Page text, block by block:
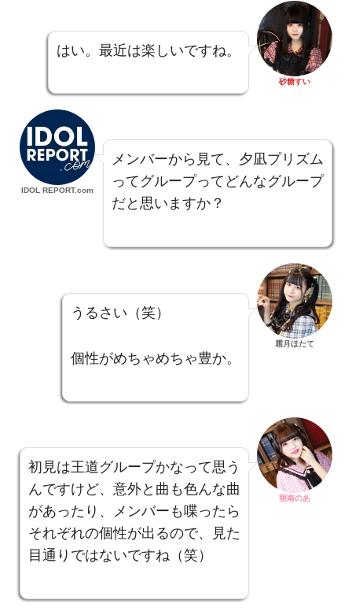
はい。最近は楽しいですね。
砂糖すい
IDOL REPORT.com
メンバーから見て、夕凪プリズム
ってグループってどんなグループ
だと思いますか？
うるさい（笑）
個性がめちゃめちゃ豊か。
霜月ほたて
初見は王道グループかなって思う
んですけど、意外と曲も色んな曲
があったり、メンバーも喋ったら
それぞれの個性が出るので、見た
目通りではないですね（笑）
萌南のあ